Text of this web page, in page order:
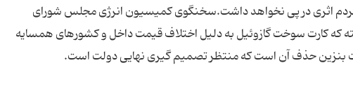
مردم اثری در پی نخواهد داشت.سخنگوی کمیسیون انرژی مجلس شورای
که کارت سوخت گازوئیل به دلیل اختلاف قیمت داخل و کشورهای همسایه